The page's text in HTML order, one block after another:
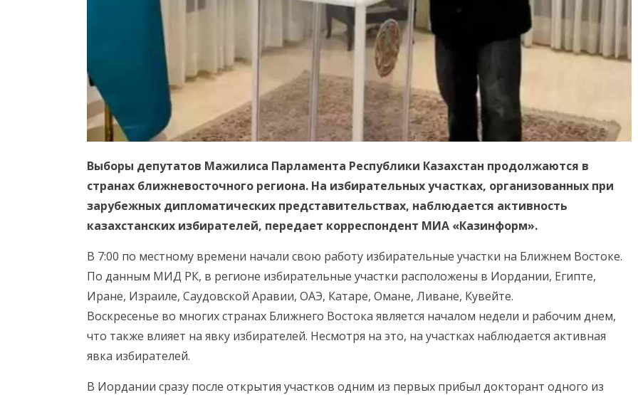
Выборы депутатов Мажилиса Парламента Республики Казахстан продолжаются в
странах ближневосточного региона. На избирательных участках, организованных при
зарубежных дипломатических представительствах, наблюдается активность
казахстанских избирателей, передает корреспондент МИА «Казинформ».
В 7:00 по местному времени начали свою работу избирательные участки на Ближнем Востоке.
По данным МИД РК, в регионе избирательные участки расположены в Иордании, Египте,
Иране, Израиле, Саудовской Аравии, ОАЭ, Катаре, Омане, Ливане, Кувейте.
Воскресенье во многих странах Ближнего Востока является началом недели и рабочим днем,
что также влияет на явку избирателей. Несмотря на это, на участках наблюдается активная
явка избирателей.
В Иордании сразу после открытия участков одним из первых прибыл докторант одного из